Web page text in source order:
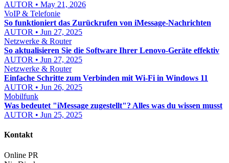
AUTOR • May 21, 2026
VoIP & Telefonie
So funktioniert das Zurückrufen von iMessage-Nachrichten
AUTOR • Jun 27, 2025
Netzwerke & Router
So aktualisieren Sie die Software Ihrer Lenovo-Geräte effektiv
AUTOR • Jun 27, 2025
Netzwerke & Router
Einfache Schritte zum Verbinden mit Wi-Fi in Windows 11
AUTOR • Jun 26, 2025
Mobilfunk
Was bedeutet "iMessage zugestellt"? Alles was du wissen musst
AUTOR • Jun 25, 2025
Kontakt
Online PR